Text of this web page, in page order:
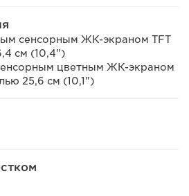
сенсорным ЖК-экраном TFT
см (10,4")
цветным ЖК-экраном
25,6 см (10,1")